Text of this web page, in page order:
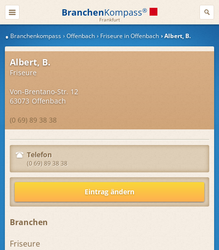
BranchenKompass®
Frankfurt
Branchenkompass Offenbach Friseure in Offenbach Albert, B.
Albert, B.
Friseure
Von-Brentano-Str. 12
63073 Offenbach
(0 69) 89 38 38
Telefon
(0 69) 89 38 38
Eintrag ändern
Branchen
Friseure